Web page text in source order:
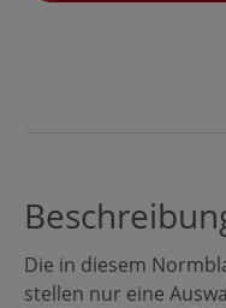
Die in diesem
stellen nur eine